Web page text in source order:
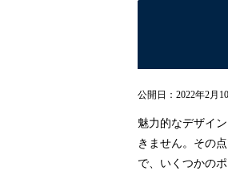
公開日： 2022年2月
魅力的なデザイ
きません。その
で、いくつかの